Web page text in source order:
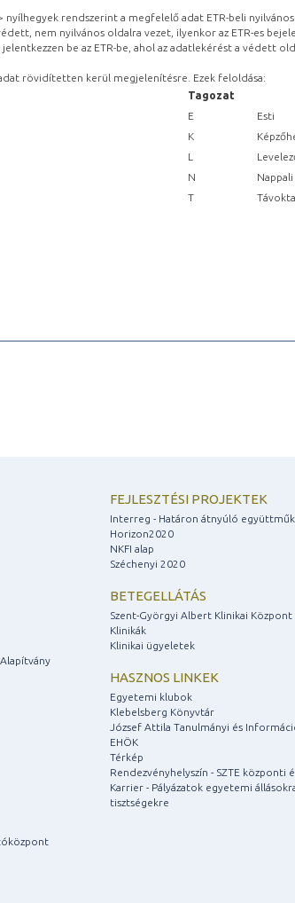
rendszerint a megfelelő adat ETR-beli
nem nyilvános oldalra vezet, ilyenkor az ETR-es
be az ETR-be, ahol az adatlekérést a védett
rövidítetten kerül megjelenítésre. Ezek feloldása:
Tagozat
E
Esti
K
L
N
Nappali
T
FEJLESZTÉSI PROJEKTEK
Interreg - Határon átnyúló
Horizon2020
NKFI alap
Széchenyi 2020
BETEGELLÁTÁS
Szent-Györgyi Albert Klinikai Központ
Klinikák
Klinikai ügyeletek
HASZNOS LINKEK
Egyetemi klubok
Klebelsberg Könyvtár
József Attila Tanulmányi és
EHÖK
Térkép
Rendezvényhelyszín - SZTE központi
Karrier - Pályázatok egyetemi
tisztségekre